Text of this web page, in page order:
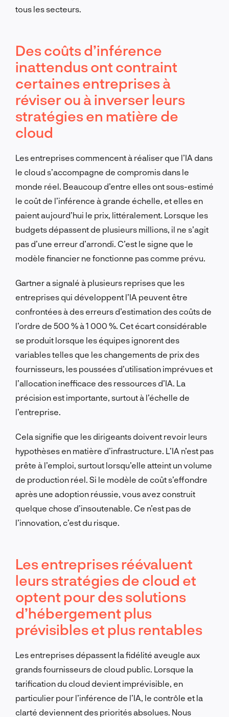
tous les secteurs.
Des coûts d’inférence
inattendus ont contraint
certaines entreprises à
réviser ou à inverser leurs
stratégies en matière de
cloud
Les entreprises commencent à réaliser que l’IA dans
le cloud s’accompagne de compromis dans le
monde réel. Beaucoup d’entre elles ont sous-estimé
le coût de l’inférence à grande échelle, et elles en
paient aujourd’hui le prix, littéralement. Lorsque les
budgets dépassent de plusieurs millions, il ne s’agit
pas d’une erreur d’arrondi. C’est le signe que le
modèle financier ne fonctionne pas comme prévu.
Gartner a signalé à plusieurs reprises que les
entreprises qui développent l’IA peuvent être
confrontées à des erreurs d’estimation des coûts de
l’ordre de 500 % à 1 000 %. Cet écart considérable
se produit lorsque les équipes ignorent des
variables telles que les changements de prix des
fournisseurs, les poussées d’utilisation imprévues et
l’allocation inefficace des ressources d’IA. La
précision est importante, surtout à l’échelle de
l’entreprise.
Cela signifie que les dirigeants doivent revoir leurs
hypothèses en matière d’infrastructure. L’IA n’est pas
prête à l’emploi, surtout lorsqu’elle atteint un volume
de production réel. Si le modèle de coût s’effondre
après une adoption réussie, vous avez construit
quelque chose d’insoutenable. Ce n’est pas de
l’innovation, c’est du risque.
Les entreprises réévaluent
leurs stratégies de cloud et
optent pour des solutions
d’hébergement plus
prévisibles et plus rentables
Les entreprises dépassent la fidélité aveugle aux
grands fournisseurs de cloud public. Lorsque la
tarification du cloud devient imprévisible, en
particulier pour l’inférence de l’IA, le contrôle et la
clarté deviennent des priorités absolues. Nous